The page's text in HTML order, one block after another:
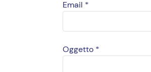
Email *
Oggetto *